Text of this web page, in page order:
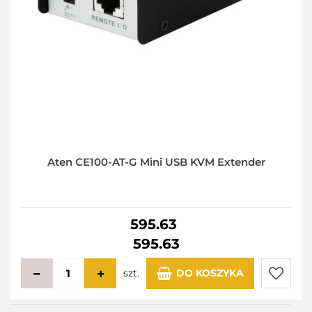
Aten CE100-AT-G Mini USB KVM Extender
595.63
595.63
szt. DO KOSZYKA